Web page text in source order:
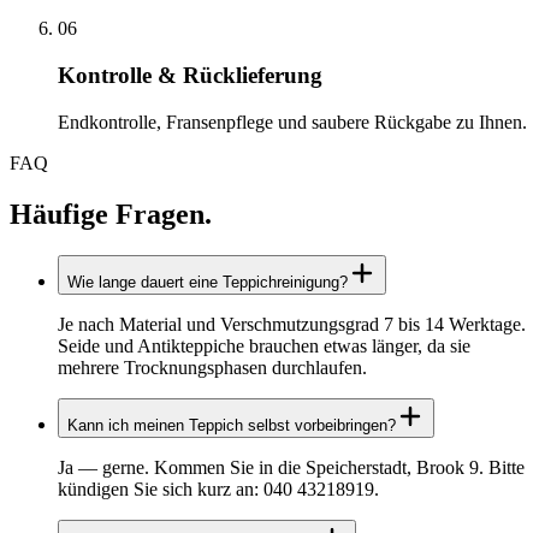
06
Kontrolle & Rücklieferung
Endkontrolle, Fransenpflege und saubere Rückgabe zu Ihnen.
FAQ
Häufige Fragen.
Wie lange dauert eine Teppichreinigung?
Je nach Material und Verschmutzungsgrad 7 bis 14 Werktage.
Seide und Antikteppiche brauchen etwas länger, da sie
mehrere Trocknungsphasen durchlaufen.
Kann ich meinen Teppich selbst vorbeibringen?
Ja — gerne. Kommen Sie in die Speicherstadt, Brook 9. Bitte
kündigen Sie sich kurz an: 040 43218919.